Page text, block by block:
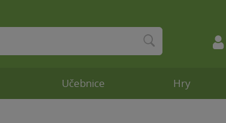
Učebnice Hry